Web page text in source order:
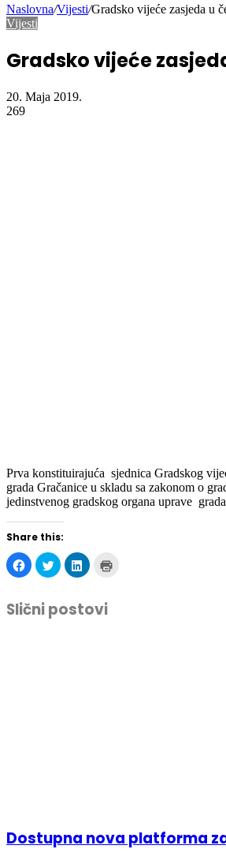
Naslovna/Vijesti/Gradsko vijeće zasjeda u
Vijesti
Gradsko vijeće
20. Maja 2019.
269
Prva konstituirajuća sjednica Gradskog
grada Gračanice u skladu sa zakonom o
jedinstvenog gradskog organa uprave
Share this:
Click
to
share
Facebook
(Opens
in
Click
to
share
(Opens
in
Click
to
LinkedIn
(Opens
in
Slični postovi
Dostupna nova platforma